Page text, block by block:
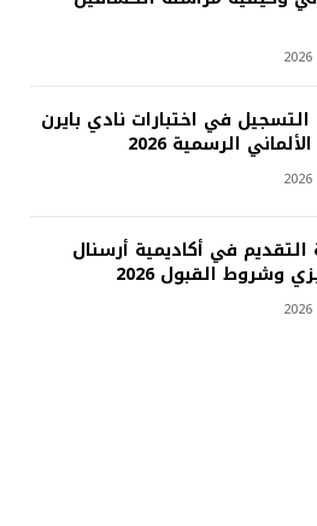
في اختبارات نادي بايرن
الرسمية 2026
في أكاديمية أرسنال
وشروط القبول 2026